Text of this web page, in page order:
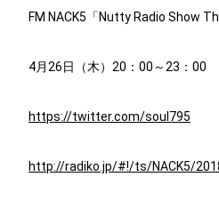
FM NACK5「Nutty Radio Show
4月26日（木）20：00～23：00
https://twitter.com/soul795
http://radiko.jp/#!/ts/NACK5/